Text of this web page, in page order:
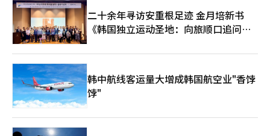
未来车M.AX联盟”，自称为生态系统枢纽。业内人士指
出：“2026年将是自动驾驶技术从‘新奇技术’转变为‘便捷交
通工具’的分水岭。光州的测试数据将成为未来韩国自动驾驶标准
的核心资产。”※ 本报道经人工智能（AI）系统翻译与编辑。
二十余年寻访安重根足迹 金月培新书
《韩国独立运动圣地：向旅顺口追问历
韩中航线客运量大增成韩国航空业"香饽
饽"